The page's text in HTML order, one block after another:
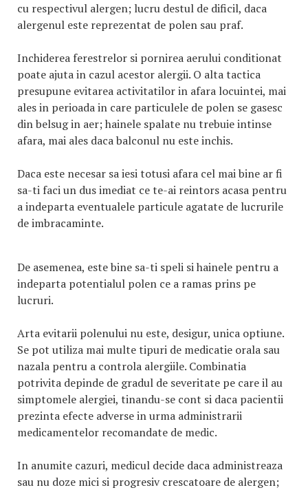
cu respectivul alergen; lucru destul de dificil, daca
alergenul este reprezentat de polen sau praf.
Inchiderea ferestrelor si pornirea aerului conditionat
poate ajuta in cazul acestor alergii. O alta tactica
presupune evitarea activitatilor in afara locuintei, mai
ales in perioada in care particulele de polen se gasesc
din belsug in aer; hainele spalate nu trebuie intinse
afara, mai ales daca balconul nu este inchis.
Daca este necesar sa iesi totusi afara cel mai bine ar fi
sa-ti faci un dus imediat ce te-ai reintors acasa pentru
a indeparta eventualele particule agatate de lucrurile
de imbracaminte.
De asemenea, este bine sa-ti speli si hainele pentru a
indeparta potentialul polen ce a ramas prins pe
lucruri.
Arta evitarii polenului nu este, desigur, unica optiune.
Se pot utiliza mai multe tipuri de medicatie orala sau
nazala pentru a controla alergiile. Combinatia
potrivita depinde de gradul de severitate pe care il au
simptomele alergiei, tinandu-se cont si daca pacientii
prezinta efecte adverse in urma administrarii
medicamentelor recomandate de medic.
In anumite cazuri, medicul decide daca administreaza
sau nu doze mici si progresiv crescatoare de alergen;